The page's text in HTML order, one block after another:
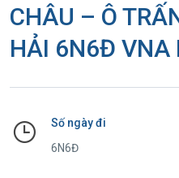
CHÂU – Ô
HẢI 6N6Đ VNA
Số ngày đi
6N6Đ